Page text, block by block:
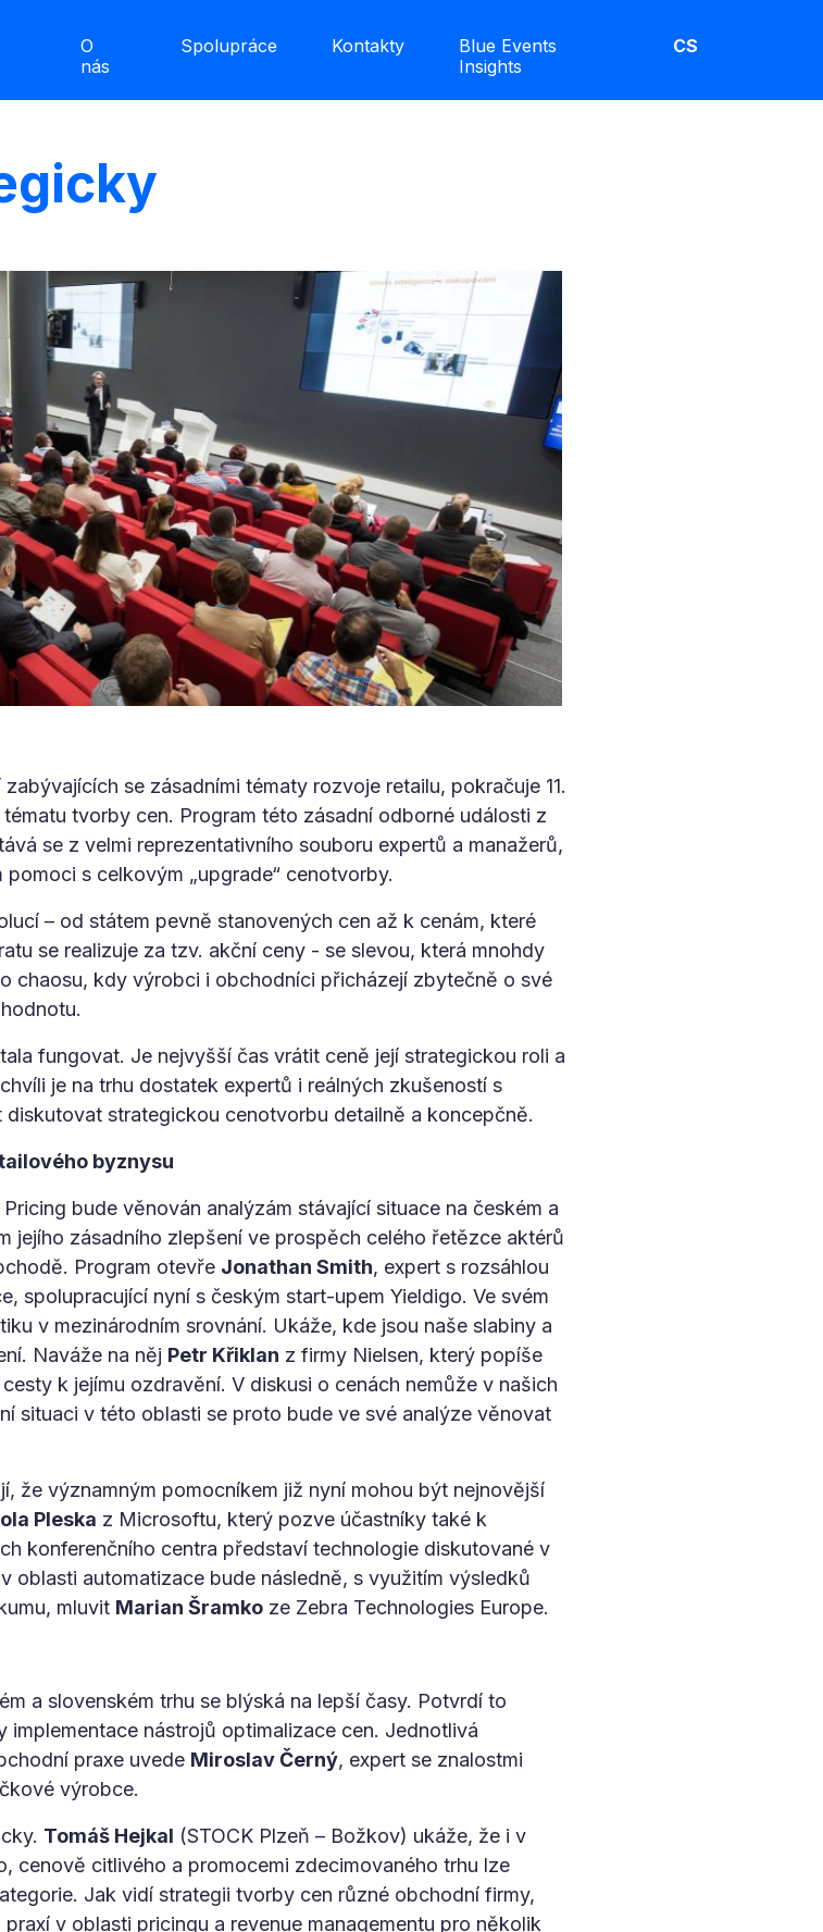
O
nás
Spolupráce Kontakty
Blue Events
Insights
CS
se zásadními tématy rozvoje retailu, pokračuje 11.
tvorby cen. Program této zásadní odborné události z
se z velmi reprezentativního souboru expertů a manažerů,
s celkovým „upgrade“ cenotvorby.
– od státem pevně stanovených cen až k cenám, které
se realizuje za tzv. akční ceny - se slevou, která mnohdy
chaosu, kdy výrobci i obchodníci přicházejí zbytečně o své
fungovat. Je nejvyšší čas vrátit ceně její strategickou roli a
je na trhu dostatek expertů i reálných zkušeností s
strategickou cenotvorbu detailně a koncepčně.
byznysu
bude věnován analýzám stávající situace na českém a
jejího zásadního zlepšení ve prospěch celého řetězce aktérů
Program otevře Jonathan Smith, expert s rozsáhlou
spolupracující nyní s českým start-upem Yieldigo. Ve svém
v mezinárodním srovnání. Ukáže, kde jsou naše slabiny a
Naváže na něj Petr Křiklan z firmy Nielsen, který popíše
k jejímu ozdravění. V diskusi o cenách nemůže v našich
situaci v této oblasti se proto bude ve své analýze věnovat
že významným pomocníkem již nyní mohou být nejnovější
Pleska z Microsoftu, který pozve účastníky také k
konferenčního centra představí technologie diskutované v
oblasti automatizace bude následně, s využitím výsledků
mluvit Marian Šramko ze Zebra Technologies Europe.
a slovenském trhu se blýská na lepší časy. Potvrdí to
nástrojů optimalizace cen. Jednotlivá
praxe uvede Miroslav Černý, expert se znalostmi
výrobce.
Tomáš Hejkal (STOCK Plzeň – Božkov) ukáže, že i v
cenově citlivého a promocemi zdecimovaného trhu lze
Jak vidí strategii tvorby cen různé obchodní firmy,
v oblasti pricingu a revenue managementu pro několik